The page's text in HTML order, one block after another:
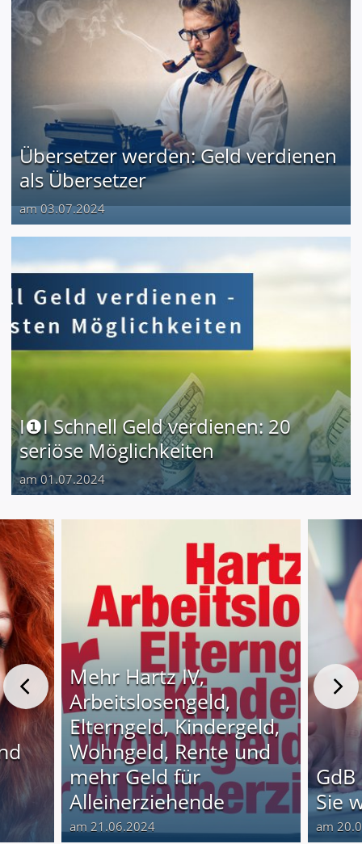
Übersetzer werden: Geld verdienen
als Übersetzer
am 03.07.2024
I❶I Schnell Geld verdienen: 20
seriöse Möglichkeiten
am 01.07.2024
Mehr Hartz IV,
Arbeitslosengeld,
Elterngeld, Kindergeld,
Wohngeld, Rente und
mehr Geld für
Alleinerziehende
am 21.06.2024
Sie
am